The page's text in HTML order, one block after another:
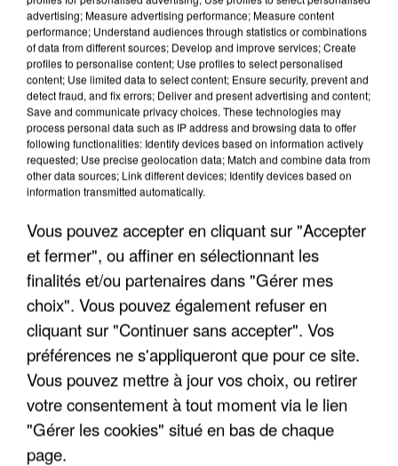
APRÈS TOUTES CES CANICULES, LES REFUGES
DE FAUNE SAUVAGE SONT...
advertising; Measure advertising performance; Measure content
performance; Understand audiences through statistics or combinations
of data from different sources; Develop and improve services; Create
profiles to personalise content; Use profiles to select personalised
content; Use limited data to select content; Ensure security, prevent and
detect fraud, and fix errors; Deliver and present advertising and content;
Save and communicate privacy choices. These technologies may
process personal data such as IP address and browsing data to offer
following functionalities: Identify devices based on information actively
requested; Use precise geolocation data; Match and combine data from
other data sources; Link different devices; Identify devices based on
information transmitted automatically.
Vous pouvez accepter en cliquant sur "Accepter
et fermer", ou affiner en sélectionnant les
finalités et/ou partenaires dans "Gérer mes
choix". Vous pouvez également refuser en
cliquant sur "Continuer sans accepter". Vos
préférences ne s'appliqueront que pour ce site.
Vous pouvez mettre à jour vos choix, ou retirer
votre consentement à tout moment via le lien
"Gérer les cookies" situé en bas de chaque
page.